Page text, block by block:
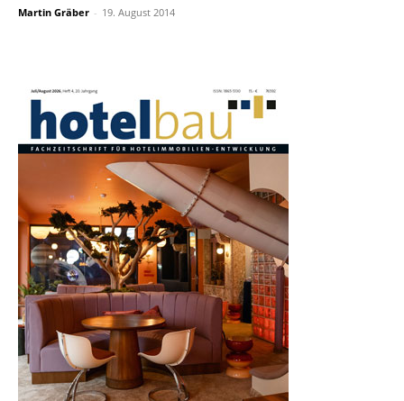
Martin Gräber - 19. August 2014